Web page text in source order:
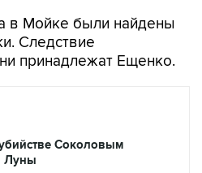
в Мойке были найдены
Следствие
принадлежат Ещенко.
Соколовым
Луны